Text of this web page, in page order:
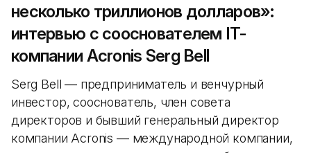
несколько триллионов долларов»‎:
интервью с сооснователем IT-
компании Acronis Serg Bell
Serg Bell — предприниматель и венчурный
инвестор, сооснователь, член совета
директоров и бывший генеральный директор
компании Acronis — международной компании,